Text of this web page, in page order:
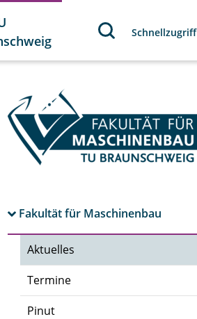
Schnellzugriff
Fakultät für Maschinenbau
Aktuelles
Termine
Pinut